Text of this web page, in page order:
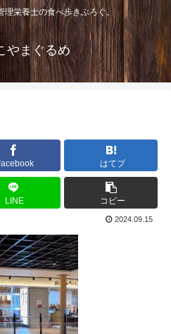
理栄養士の食べ歩きぶろぐ。
やまぐるめ
はてブ
LINE コピー
2024.09.15